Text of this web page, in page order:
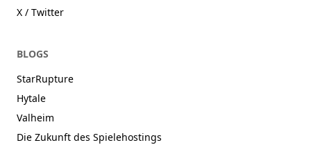
X / Twitter
BLOGS
StarRupture
Hytale
Valheim
Die Zukunft des Spielehostings